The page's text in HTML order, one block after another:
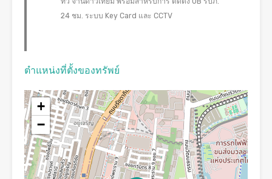
24 ชม. ระบบ Key Card และ CCTV
ตำแหน่งที่ตั้งของทรัพย์
+
−